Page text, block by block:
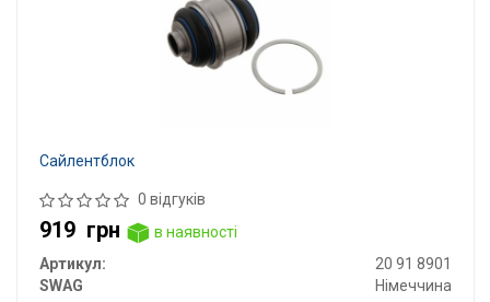
Сайлентблок
0 відгуків
919 грн
в наявності
Артикул:
20 91 8901
SWAG
Німеччина